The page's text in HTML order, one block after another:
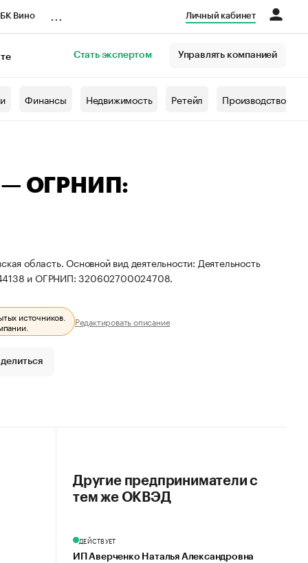
Вино Личный кабинет
Стать экспертом Управлять компанией
Финансы Недвижимость Ретейл Производство
— ОГРНИП:
область. Основной вид деятельности: Деятельность
и ОГРНИП: 320602700024708.
источников.
Редактировать описание
Другие предприниматели с
тем же ОКВЭД
ДЕЙСТВУЕТ
ИП Аверченко Наталья Александровна